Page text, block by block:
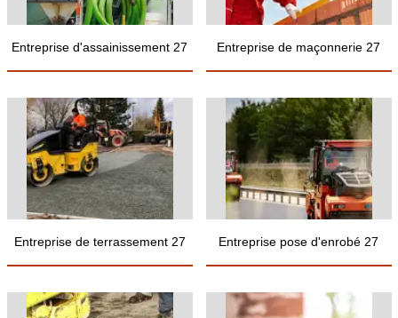
Entreprise d'assainissement 27 Entreprise de maçonnerie 27
Entreprise de terrassement 27 Entreprise pose d'enrobé 27